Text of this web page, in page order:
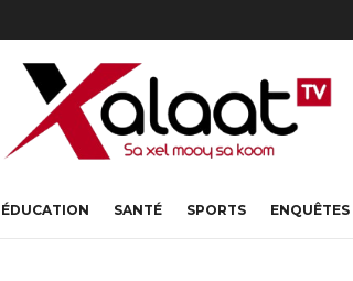
ÉDUCATION SANTÉ SPORTS ENQUÊTES